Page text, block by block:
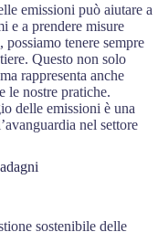
emissioni può aiutare a
e a prendere misure
tenere sempre
Questo non solo
rappresenta anche
le nostre pratiche.
delle emissioni è una
nel settore
sostenibile delle